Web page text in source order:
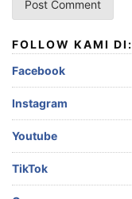
FOLLOW KAMI DI:
Facebook
Instagram
Youtube
TikTok